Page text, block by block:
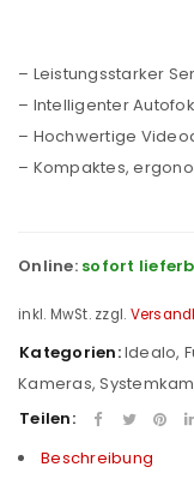
– Leistungsstarker
– Intelligenter
– Hochwertige
– Kompaktes,
Online: sofort
inkl. MwSt. zzgl.
Kategorien:Idealo,
Kameras,
Teilen:
Beschreibung